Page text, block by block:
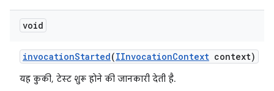
void
invocationStarted(IInvocationContext context)
यह कुकी, टेस्ट शुरू होने की जानकारी देती है.